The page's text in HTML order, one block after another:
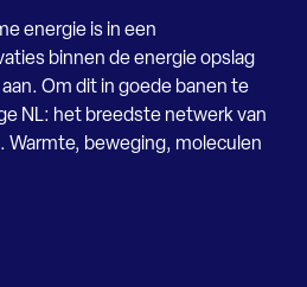
energie is in een
binnen de energie opslag
Om dit in goede banen te
NL: het breedste netwerk van
Warmte, beweging, moleculen